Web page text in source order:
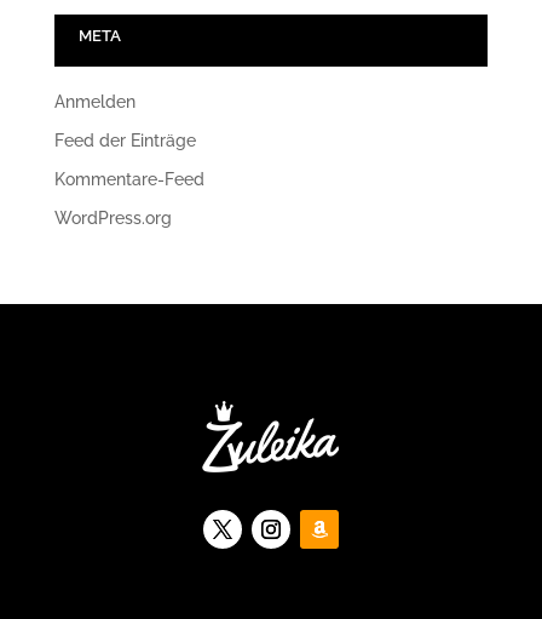
META
Anmelden
Feed der Einträge
Kommentare-Feed
WordPress.org